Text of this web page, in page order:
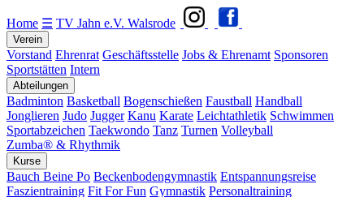
Home ☰ TV Jahn e.V. Walsrode
Verein
Vorstand Ehrenrat Geschäftsstelle Jobs & Ehrenamt Sponsoren
Sportstätten Intern
Abteilungen
Badminton Basketball Bogenschießen Faustball Handball
Jonglieren Judo Jugger Kanu Karate Leichtathletik Schwimmen
Sportabzeichen Taekwondo Tanz Turnen Volleyball
Zumba® & Rhythmik
Kurse
Bauch Beine Po Beckenbodengymnastik Entspannungsreise
Faszientraining Fit For Fun Gymnastik Personaltraining